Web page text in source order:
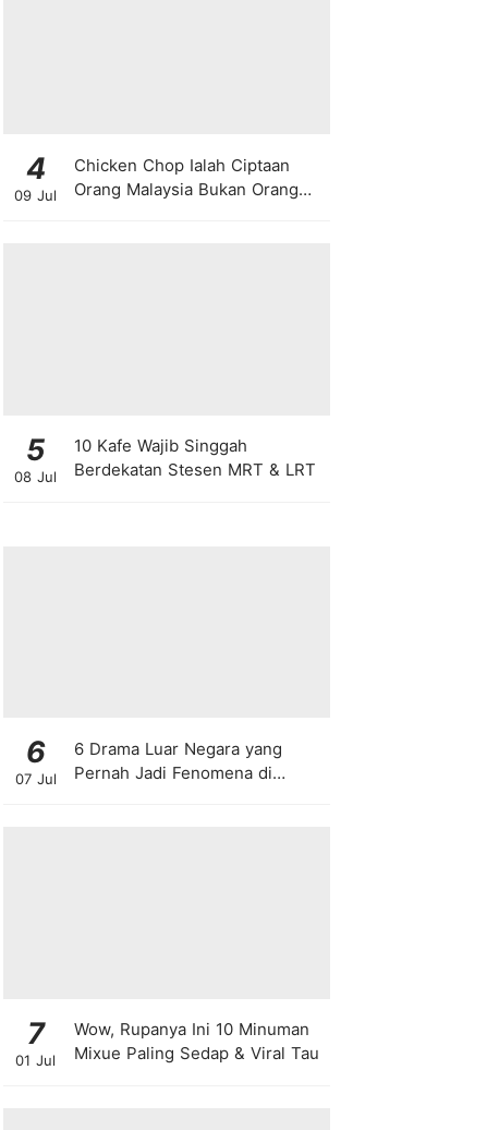
4
09 Jul
Chicken Chop Ialah Ciptaan
Orang Malaysia Bukan Orang
5
08 Jul
10 Kafe Wajib Singgah
Berdekatan Stesen MRT & LRT
6
07 Jul
6 Drama Luar Negara yang
Pernah Jadi Fenomena di
7
01 Jul
Wow, Rupanya Ini 10 Minuman
Mixue Paling Sedap & Viral Tau